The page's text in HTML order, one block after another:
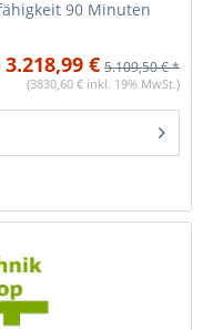
90 Minuten
€ 5.109,50 € *
(3830,60 € inkl. 19% MwSt.)